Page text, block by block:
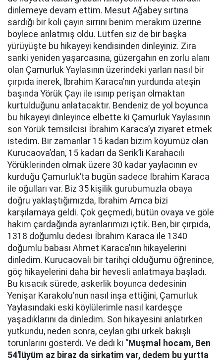
dinlemeye devam ettim. Mesut Ağabey sırtına
sardığı bir koli çayın sırrını benim merakım üzerine
böylece anlatmış oldu. Lütfen siz de bir başka
yürüyüşte bu hikayeyi kendisinden dinleyiniz. Zira
sanki yeniden yaşarcasına, güzergahın en zorlu alanı
olan Çamurluk Yaylasının üzerindeki yarları nasıl bir
çırpıda inerek, İbrahim Karaca’nın yurdunda ateşin
başında Yörük Çayı ile ısınıp perişan olmaktan
kurtulduğunu anlatacaktır. Bendeniz de yol boyunca
bu hikayeyi dinleyince elbette ki Çamurluk Yaylasının
son Yörük temsilcisi İbrahim Karaca’yı ziyaret etmek
istedim. Bir zamanlar 15 kadarı bizim köyümüz olan
Kurucaova’dan, 15 kadarı da Serik’li Karahacılı
Yörüklerinden olmak üzere 30 kadar yaylacının ev
kurduğu Çamurluk’ta bugün sadece İbrahim Karaca
ile oğulları var. Biz 35 kişilik gurubumuzla obaya
doğru yaklaştığımızda, İbrahim Amca bizi
karşılamaya geldi. Çok geçmedi, bütün ovaya ve göle
hakim çardağında ayranlarımızı içtik. Ben, bir çırpıda,
1318 doğumlu dedesi İbrahim Karaca ile 1340
doğumlu babası Ahmet Karaca’nın hikayelerini
dinledim. Kurucaovalı bir tarihçi olduğumu öğrenince,
göç hikayelerini daha bir hevesli anlatmaya başladı.
Bu kısacık sürede, askerlik boyunca dedesinin
Yenişar Karakolu’nun nasıl inşa ettiğini, Çamurluk
Yaylasındaki eski köylülerimle nasıl kardeşçe
yaşadıklarını da dinledim. Son hikayesini anlatırken
yutkundu, neden sonra, ceylan gibi ürkek bakışlı
torunlarını gösterdi. Ve dedi ki “Muşmal hocam, Ben
54'lüyüm az biraz da sirkatim var, dedem bu yurtta